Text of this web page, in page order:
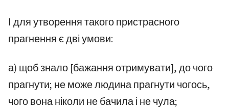
І для утворення такого пристрасного
прагнення є дві умови:
а) щоб знало [бажання отримувати], до чого
прагнути; не може людина прагнути чогось,
чого вона ніколи не бачила і не чула;